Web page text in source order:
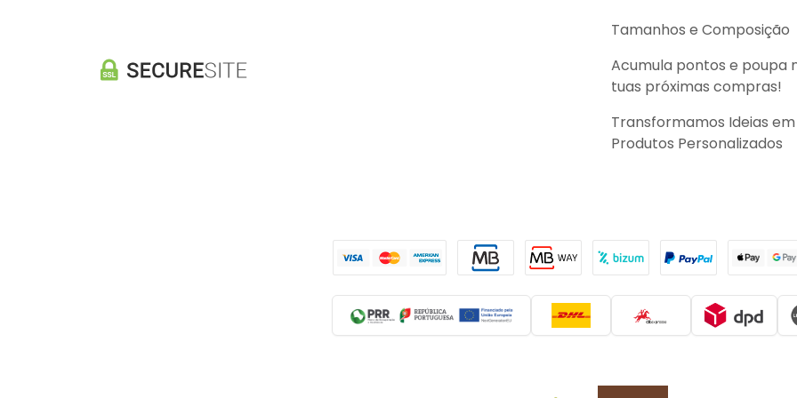
Tamanhos e Composição
Acumula pontos e poupa
tuas próximas compras!
Transformamos Ideias em
Produtos Personalizados